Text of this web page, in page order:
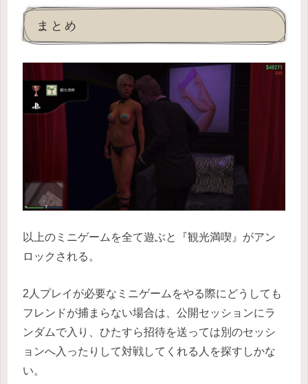
まとめ
以上のミニゲームを全て遊ぶと『観光満喫』がアン
ロックされる。
2人プレイが必要なミニゲームをやる際にどうしても
フレンドが捕まらない場合は、公開セッションにラ
ンダムで入り、ひたすら招待を送っては別のセッシ
ョンへ入ったりして対戦してくれる人を探すしかな
い。